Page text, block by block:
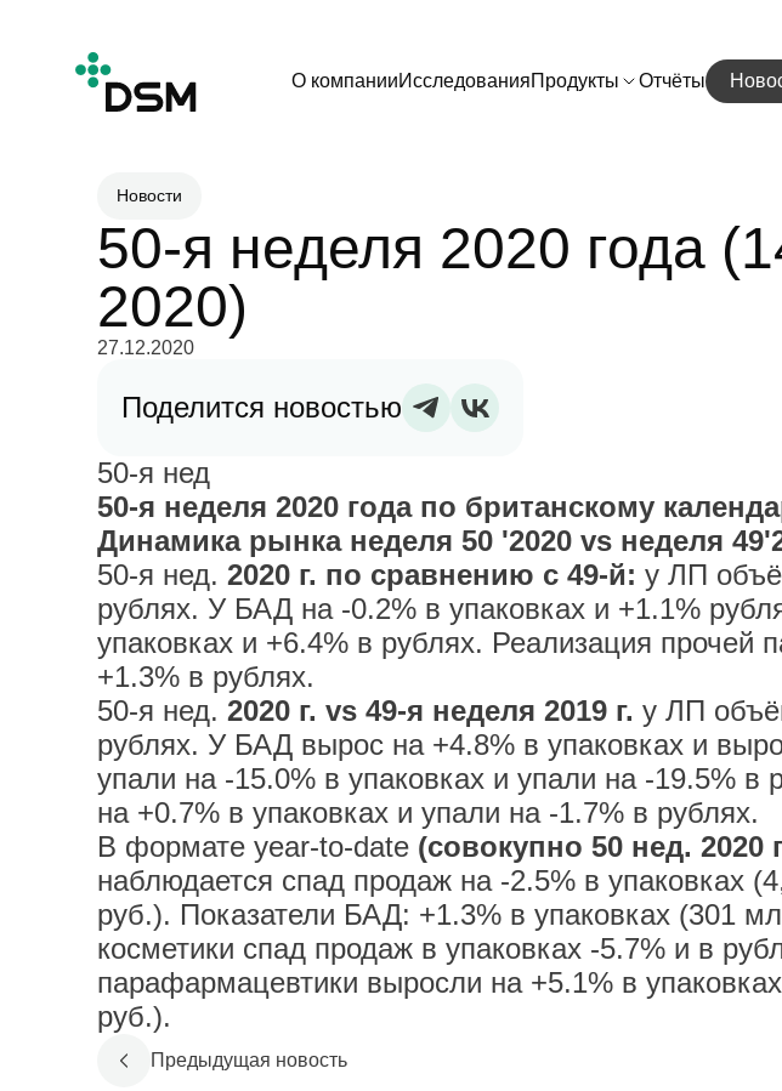
О компанииИсследованияПродукты Отчёты
Новости
50-я неделя 2020 года
2020)
27.12.2020
Поделится новостью
50-я нед
50-я неделя 2020 года по британскому
Динамика рынка неделя 50 '2020 vs неделя
50-я нед. 2020 г. по сравнению с 49-й: у ЛП
рублях. У БАД на -0.2% в упаковках и +1.1%
упаковках и +6.4% в рублях. Реализация прочей
+1.3% в рублях.
50-я нед. 2020 г. vs 49-я неделя 2019 г. у ЛП
рублях. У БАД вырос на +4.8% в упаковках и
упали на -15.0% в упаковках и упали на -19.5%
на +0.7% в упаковках и упали на -1.7% в рублях.
В формате year-to-date (совокупно 50 нед. 2020
наблюдается спад продаж на -2.5% в упаковках
руб.). Показатели БАД: +1.3% в упаковках (301
косметики спад продаж в упаковках -5.7% и в
парафармацевтики выросли на +5.1% в
руб.).
Предыдущая новость